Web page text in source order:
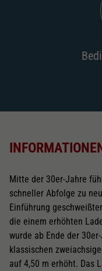
Mitte der 30er-Jahre
schneller Abfolge zu
Einführung
die einem erhöhten
wurde ab Ende der
klassischen
auf 4,50 m erhöht. Das